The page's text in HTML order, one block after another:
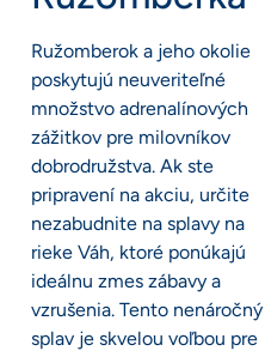
Ružomberok a jeho okolie
poskytujú neuveriteľné
množstvo adrenalínových
zážitkov pre milovníkov
dobrodružstva. Ak ste
pripravení na akciu, určite
nezabudnite na splavy na
rieke Váh, ktoré ponúkajú
ideálnu zmes zábavy a
vzrušenia. Tento nenáročný
splav je skvelou voľbou pre